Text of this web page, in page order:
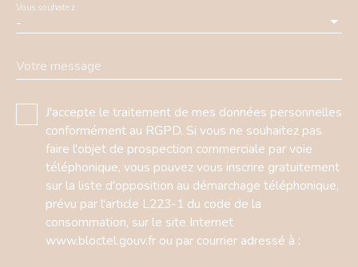
-
Vous souhaitez
Votre message
J'accepte le traitement de mes données personnelles
conformément au RGPD. Si vous ne souhaitez pas
faire l'objet de prospection commerciale par voie
téléphonique, vous pouvez vous inscrire gratuitement
sur la liste d'opposition au démarchage téléphonique,
prévu par l'article L223-1 du code de la
consommation, sur le site Internet
www.bloctel.gouv.fr ou par courrier adressé à :